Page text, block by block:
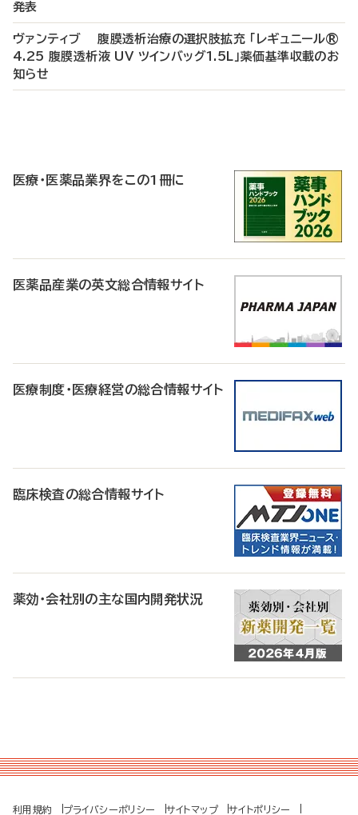
発表
ヴァンティブ 腹膜透析治療の選択肢拡充 「レギュニール®
4.25 腹膜透析液 UV ツインバッグ1.5L」薬価基準収載のお
知らせ
医療・医薬品業界をこの1冊に
医薬品産業の英文総合情報サイト
医療制度・医療経営の総合情報サイト
臨床検査の総合情報サイト
薬効・会社別の主な国内開発状況
利用規約 プライバシーポリシー サイトマップ サイトポリシー